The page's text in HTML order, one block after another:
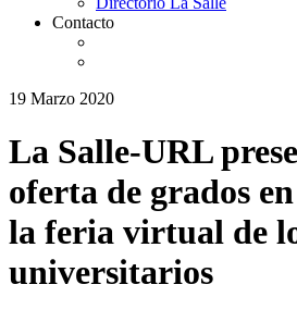
Contacto
19 Marzo 2020
La Salle-URL
oferta de grados
la feria virtual de
universitarios